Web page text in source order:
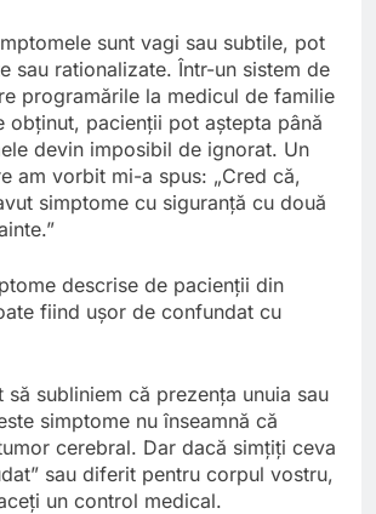
sunt vagi sau subtile, pot
sau rationalizate. Într-un sistem de
programările la medicul de familie
pacienții pot aștepta până
devin imposibil de ignorat. Un
am vorbit mi-a spus: „Cred că,
simptome cu siguranță cu două
descrise de pacienții din
fiind ușor de confundat cu
să subliniem că prezența unuia sau
simptome nu înseamnă că
cerebral. Dar dacă simțiți ceva
sau diferit pentru corpul vostru,
un control medical.